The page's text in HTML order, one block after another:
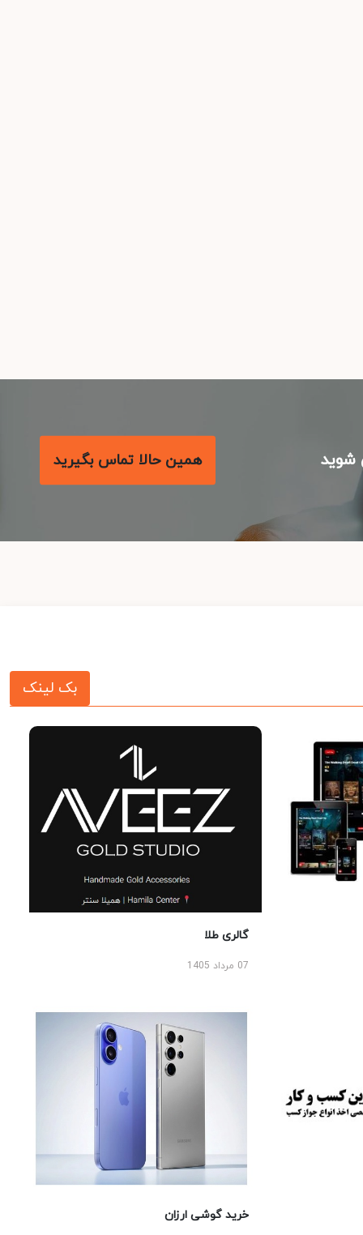
همین حالا تماس بگیرید
بک لینک
گالری طلا
07 مرداد 1405
خرید گوشی ارزان